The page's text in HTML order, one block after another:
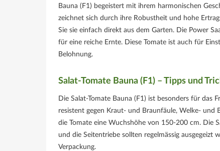
Bauna (F1) begeistert mit ihrem harmonischen
zeichnet sich durch ihre Robustheit und hohe
Sie sie einfach direkt aus dem Garten. Die Power
für eine reiche Ernte. Diese Tomate ist auch für
Belohnung.
Salat-Tomate Bauna (F1) – Tipps und
Die Salat-Tomate Bauna (F1) ist besonders für das
resistent gegen Kraut- und Braunfäule, Welke-
die Tomate eine Wuchshöhe von 150-200 cm. Die
und die Seitentriebe sollten regelmässig
Verpackung.